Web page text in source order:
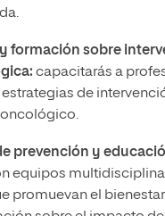
formación sobre
capacitarás a
estrategias de
prevención y
equipos
promuevan el